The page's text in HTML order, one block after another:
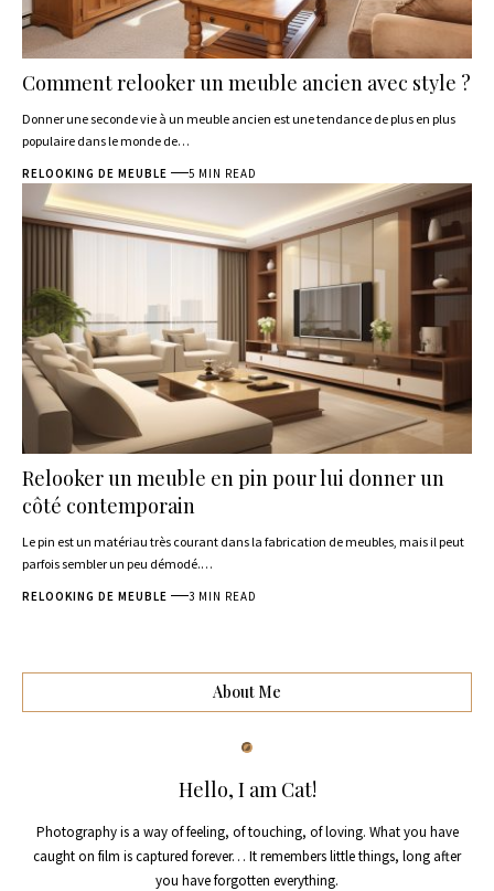
Comment relooker un meuble ancien avec style ?
Donner une seconde vie à un meuble ancien est une tendance de plus en plus
populaire dans le monde de…
RELOOKING DE MEUBLE 5 MIN READ
Relooker un meuble en pin pour lui donner un
côté contemporain
Le pin est un matériau très courant dans la fabrication de meubles, mais il peut
parfois sembler un peu démodé.…
RELOOKING DE MEUBLE 3 MIN READ
About Me
Hello, I am Cat!
Photography is a way of feeling, of touching, of loving. What you have
caught on film is captured forever… It remembers little things, long after
you have forgotten everything.